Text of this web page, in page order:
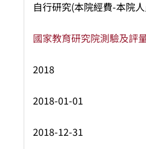
自行研究(本院經費-本院
國家教育研究院測驗及評
2018
2018-01-01
2018-12-31